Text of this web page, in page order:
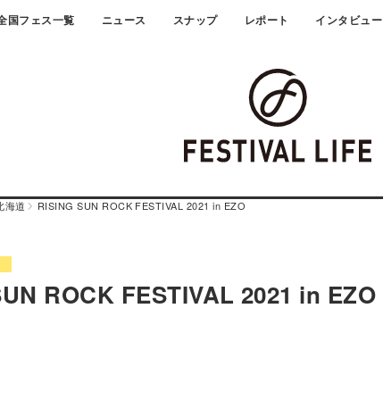
国フェス一覧 ニュース スナップ レポート インタビュー
海道 RISING SUN ROCK FESTIVAL 2021 in EZO
ROCK FESTIVAL 2021 in EZO